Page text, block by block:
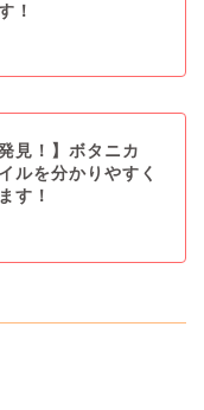
！
見！】ボタニカ
ルを分かりやすく
す！